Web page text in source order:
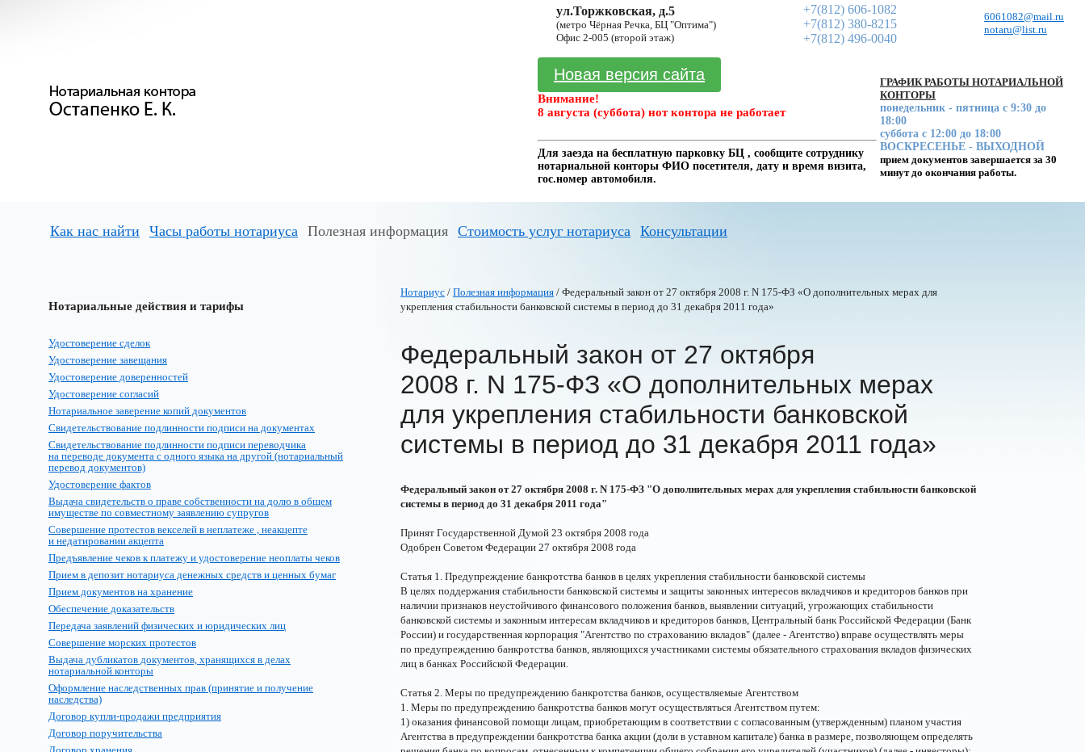
ул.Торжковская, д.5
(метро Чёрная Речка, БЦ "Оптима")
Офис 2-005 (второй этаж)
+7(812) 606-1082
+7(812) 380-8215
+7(812) 496-0040
6061082@mail.ru
notaru@list.ru
Новая версия сайта
Внимание!
8 августа (суббота) нот контора не работает
Для заезда на бесплатную парковку БЦ , сообщите сотруднику
нотариальной конторы ФИО посетителя, дату и время визита,
гос.номер автомобиля.
ГРАФИК РАБОТЫ НОТАРИАЛЬНОЙ
КОНТОРЫ
понедельник - пятница с 9:30 до
18:00
суббота с 12:00 до 18:00
ВОСКРЕСЕНЬЕ - ВЫХОДНОЙ
прием документов завершается за 30
минут до окончания работы.
Как нас найти Часы работы нотариуса Полезная информация Стоимость услуг нотариуса Консультации
Нотариальные действия и тарифы
Удостоверение сделок
Удостоверение завещания
Удостоверение доверенностей
Удостоверение согласий
Нотариальное заверение копий документов
Свидетельствование подлинности подписи на документах
Свидетельствование подлинности подписи переводчика
на переводе документа с одного языка на другой (нотариальный
перевод документов)
Удостоверение фактов
Выдача свидетельств о праве собственности на долю в общем
имуществе по совместному заявлению супругов
Совершение протестов векселей в неплатеже , неакцепте
и недатировании акцепта
Предъявление чеков к платежу и удостоверение неоплаты чеков
Прием в депозит нотариуса денежных средств и ценных бумаг
Прием документов на хранение
Обеспечение доказательств
Передача заявлений физических и юридических лиц
Совершение морских протестов
Выдача дубликатов документов, хранящихся в делах
нотариальной конторы
Оформление наследственных прав (принятие и получение
наследства)
Договор купли-продажи предприятия
Договор поручительства
Нотариус / Полезная информация / Федеральный закон от 27 октября 2008 г. N 175-ФЗ «О дополнительных мерах для
укрепления стабильности банковской системы в период до 31 декабря 2011 года»
Федеральный закон от 27 октября
2008 г. N 175-ФЗ «О дополнительных мерах
для укрепления стабильности банковской
системы в период до 31 декабря 2011 года»
Федеральный закон от 27 октября 2008 г. N 175-ФЗ "О дополнительных мерах для укрепления стабильности банковской
системы в период до 31 декабря 2011 года"
Принят Государственной Думой 23 октября 2008 года
Одобрен Советом Федерации 27 октября 2008 года
Статья 1. Предупреждение банкротства банков в целях укрепления стабильности банковской системы
В целях поддержания стабильности банковской системы и защиты законных интересов вкладчиков и кредиторов банков при
наличии признаков неустойчивого финансового положения банков, выявлении ситуаций, угрожающих стабильности
банковской системы и законным интересам вкладчиков и кредиторов банков, Центральный банк Российской Федерации (Банк
России) и государственная корпорация "Агентство по страхованию вкладов" (далее - Агентство) вправе осуществлять меры
по предупреждению банкротства банков, являющихся участниками системы обязательного страхования вкладов физических
лиц в банках Российской Федерации.
Статья 2. Меры по предупреждению банкротства банков, осуществляемые Агентством
1. Меры по предупреждению банкротства банков могут осуществляться Агентством путем:
1) оказания финансовой помощи лицам, приобретающим в соответствии с согласованным (утвержденным) планом участия
Агентства в предупреждении банкротства банка акции (доли в уставном капитале) банка в размере, позволяющем определять